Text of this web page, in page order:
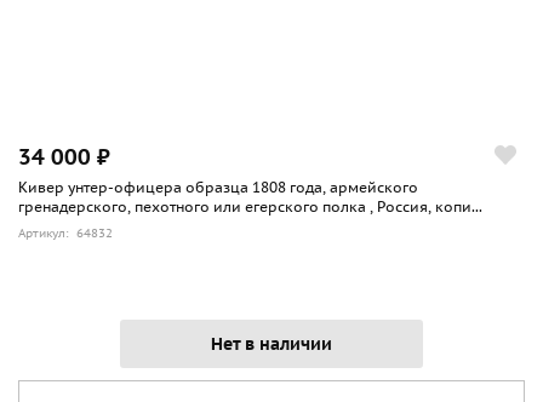
34 000 ₽
Кивер унтер-офицера образца 1808 года, армейского
гренадерского, пехотного или егерского полка , Россия, копи...
Артикул: 64832
Нет в наличии